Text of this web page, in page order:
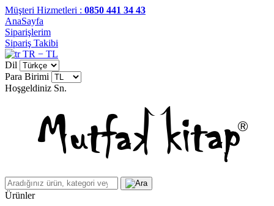
Müşteri Hizmetleri : 0850 441 34 43
AnaSayfa
Siparişlerim
Sipariş Takibi
TR − TL
Dil
Para Birimi
Hoşgeldiniz Sn.
Ürünler